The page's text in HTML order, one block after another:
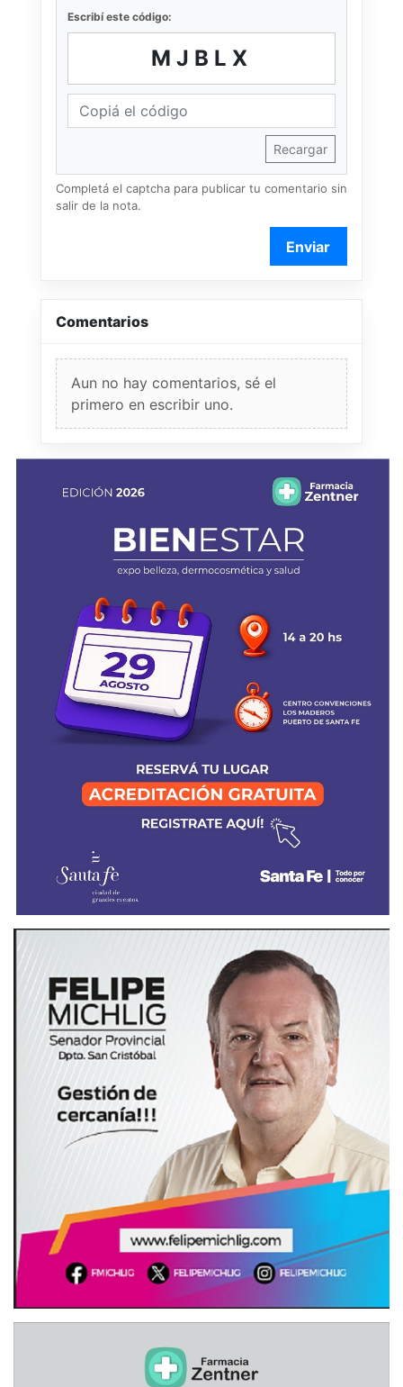
Escribí este código:
MJBLX
Recargar
Completá el captcha para publicar tu comentario sin
salir de la nota.
Enviar
Comentarios
Aun no hay comentarios, sé el
primero en escribir uno.